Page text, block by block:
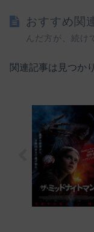
おすすめ関
んだ方が、続け
関連記事は見つか